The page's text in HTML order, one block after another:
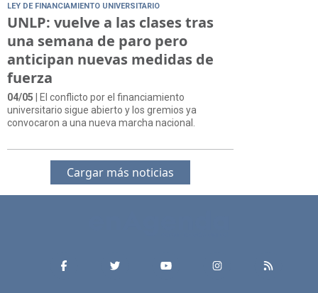
LEY DE FINANCIAMIENTO UNIVERSITARIO
UNLP: vuelve a las clases tras
una semana de paro pero
anticipan nuevas medidas de
fuerza
04/05 | El conflicto por el financiamiento
universitario sigue abierto y los gremios ya
convocaron a una nueva marcha nacional.
Cargar más noticias